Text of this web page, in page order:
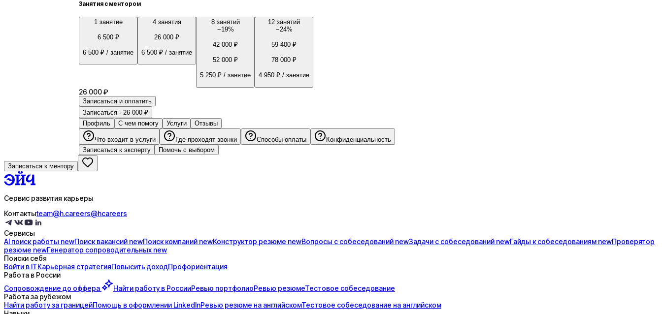
Занятия с ментором
1 занятие
6 500 ₽
6 500 ₽ / занятие
4 занятия
26 000 ₽
6 500 ₽ / занятие
8 занятий
−19%
42 000 ₽
52 000 ₽
5 250 ₽ / занятие
12 занятий
−24%
59 400 ₽
78 000 ₽
4 950 ₽ / занятие
26 000 ₽
Записаться и оплатить
Записаться · 26 000 ₽
Профиль
С чем помогу Услуги Отзывы
Что входит в услуги Где проходят звонки Способы оплаты
Конфиденциальность
Записаться к эксперту
Помочь с выбором
Записаться к ментору
Сервис развития карьеры
Контактыteam@h.careers@hcareers
Сервисы
AI поискработы newПоисквакансий newПоисккомпаний newКонструктор резюме newВопросы с собеседований newЗадачи с собеседований newГайды ксобеседованиям newПроверятор
резюме newГенератор сопроводительных new
Поиски себя
Войти в ITКарьерная стратегияПовысить доходПрофориентация
Работа в России
Сопровождение до оффера Найти работу в РоссииРевью портфолиоРевью резюмеТестовое собеседование
Работа за рубежом
Найти работу за границейПомощь в оформлении LinkedInРевью резюме на английскомТестовое собеседование на английском